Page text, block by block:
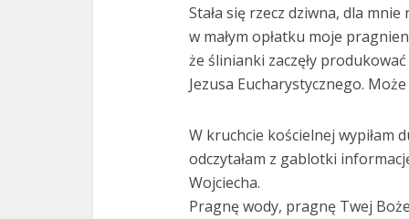
Stała się rzecz dziwna, dla
w małym opłatku moje
że ślinianki zaczęły
Jezusa Eucharystycznego.
W kruchcie kościelnej wypiłam
odczytałam z gablotki
Wojciecha.
Pragnę wody, pragnę Twej